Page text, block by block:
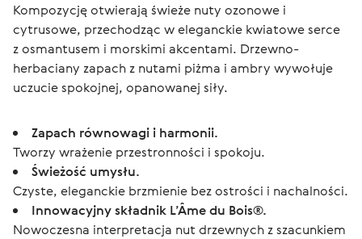
Kompozycję otwierają świeże nuty ozonowe i
cytrusowe, przechodząc w eleganckie kwiatowe serce
z osmantusem i morskimi akcentami. Drzewno-
herbaciany zapach z nutami piżma i ambry wywołuje
uczucie spokojnej, opanowanej siły.
Zapach równowagi i harmonii.
Tworzy wrażenie przestronności i spokoju.
Świeżość umysłu.
Czyste, eleganckie brzmienie bez ostrości i nachalności.
Innowacyjny składnik L’Âme du Bois®.
Nowoczesna interpretacja nut drzewnych z szacunkiem